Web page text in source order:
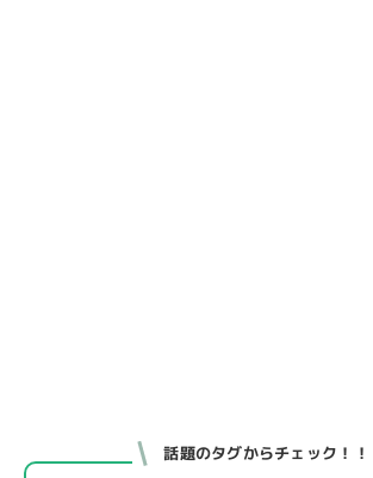
話題のタグからチェック！！